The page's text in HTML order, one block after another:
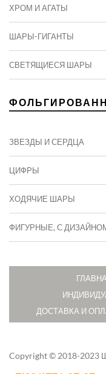
ХРОМ И АГАТЫ
ШАРЫ-ГИГАНТЫ
СВЕТЯЩИЕСЯ ШАРЫ
ЗВЕЗДЫ И СЕРДЦА
ЦИФРЫ
ХОДЯЧИЕ ШАРЫ
ФИГУРНЫЕ, С
ДОСТАВКА И
Copyright © 2018-2023